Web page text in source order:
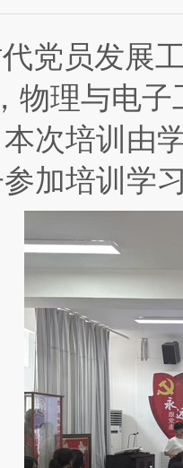
党员发展
物理与电
次培训由
加培训学